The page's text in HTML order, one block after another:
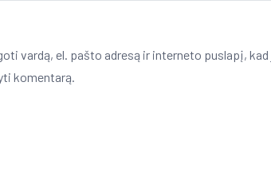
vardą, el. pašto adresą ir interneto puslapį,
komentarą.